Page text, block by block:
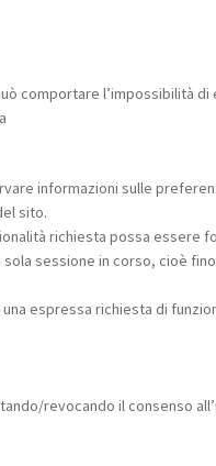
comportare l’impossibilità
informazioni sulle
sito.
richiesta possa essere
sessione in corso, cioè
espressa richiesta di
revocando il